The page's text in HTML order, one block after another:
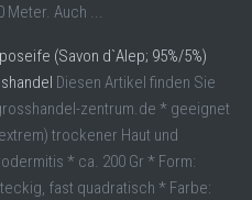
Meter. Auch ...
(Savon d`Alep; 95%/5%)
Diesen Artikel finden Sie
zentrum.de * geeignet
trockener Haut und
* ca. 200 Gr * Form:
fast quadratisch * Farbe: